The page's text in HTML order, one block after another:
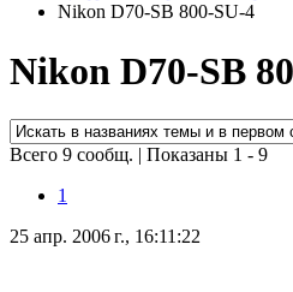
Nikon D70-SB 800-SU-4
Nikon D70-SB
Всего 9 сообщ. | Показаны 1 - 9
1
25 апр. 2006 г., 16:11:22